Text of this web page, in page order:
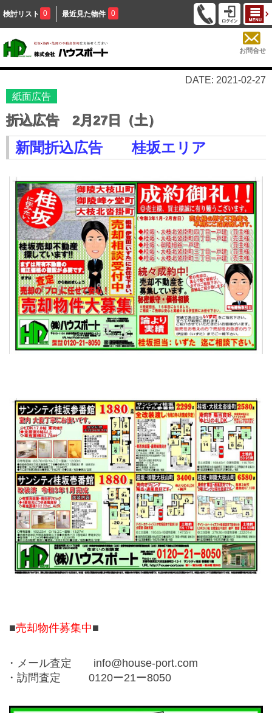
検討リスト 0 最近見た物件 0
お問合せ
DATE: 2021-02-27
紙面広告
折込広告 2月27日（土）
新聞折込広告 桂坂エリア
■売却物件募集中■
・メール査定 info@house-port.com
・訪問査定 0120ー21ー8050